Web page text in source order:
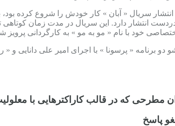
انتشار سریال « آبان » کار خودش را شروع کرده
خود با نام « مو به مو » به کارگردانی
دو برنامه « پرسونا » با اجرای امیر علی دانایی
مطرحی که در قالب کاراکترهایی با
پاسخ